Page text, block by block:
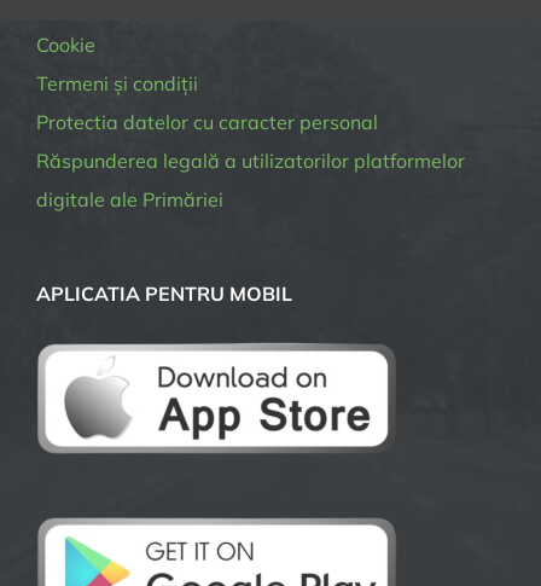
Cookie
Termeni și condiții
Protectia datelor cu caracter personal
Răspunderea legală a utilizatorilor platformelor
digitale ale Primăriei
APLICATIA PENTRU MOBIL